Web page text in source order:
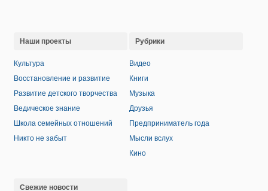
Наши проекты
Культура
Восстановление и развитие
Развитие детского творчества
Ведическое знание
Школа семейных отношений
Никто не забыт
Рубрики
Видео
Книги
Музыка
Друзья
Предприниматель года
Мысли вслух
Кино
Свежие новости